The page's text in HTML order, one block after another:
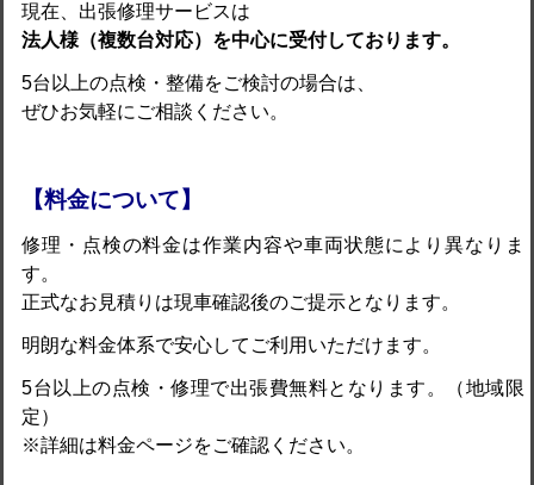
現在、出張修理サービスは
法人様（複数台対応）を中心に受付しております。
5台以上の点検・整備をご検討の場合は、
ぜひお気軽にご相談ください。
【料金について】
修理・点検の料金は作業内容や車両状態により異なりま
す。
正式なお見積りは現車確認後のご提示となります。
明朗な料金体系で安心してご利用いただけます。
5台以上の点検・修理で出張費無料となります。（地域限
定）
※詳細は料金ページをご確認ください。